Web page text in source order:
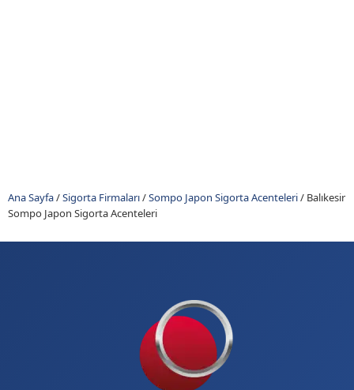
Ana Sayfa/Sigorta Firmaları/Sompo Japon Sigorta Acenteleri/ Balıkesir
Sompo Japon Sigorta Acenteleri